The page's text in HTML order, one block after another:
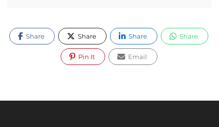
Share Share Share Share
Pin It Email